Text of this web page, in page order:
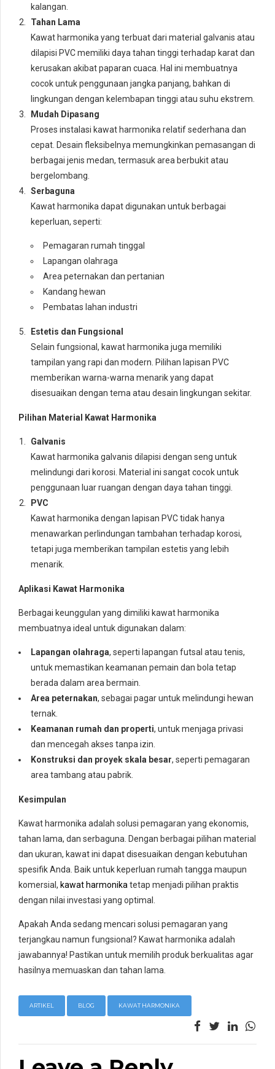
kalangan.
Tahan Lama
Kawat harmonika yang terbuat dari material galvanis atau
dilapisi PVC memiliki daya tahan tinggi terhadap karat dan
kerusakan akibat paparan cuaca. Hal ini membuatnya
cocok untuk penggunaan jangka panjang, bahkan di
lingkungan dengan kelembapan tinggi atau suhu ekstrem.
Mudah Dipasang
Proses instalasi kawat harmonika relatif sederhana dan
cepat. Desain fleksibelnya memungkinkan pemasangan di
berbagai jenis medan, termasuk area berbukit atau
bergelombang.
Serbaguna
Kawat harmonika dapat digunakan untuk berbagai
keperluan, seperti:
Pemagaran rumah tinggal
Lapangan olahraga
Area peternakan dan pertanian
Kandang hewan
Pembatas lahan industri
Estetis dan Fungsional
Selain fungsional, kawat harmonika juga memiliki
tampilan yang rapi dan modern. Pilihan lapisan PVC
memberikan warna-warna menarik yang dapat
disesuaikan dengan tema atau desain lingkungan sekitar.
Pilihan Material Kawat Harmonika
Galvanis
Kawat harmonika galvanis dilapisi dengan seng untuk
melindungi dari korosi. Material ini sangat cocok untuk
penggunaan luar ruangan dengan daya tahan tinggi.
PVC
Kawat harmonika dengan lapisan PVC tidak hanya
menawarkan perlindungan tambahan terhadap korosi,
tetapi juga memberikan tampilan estetis yang lebih
menarik.
Aplikasi Kawat Harmonika
Berbagai keunggulan yang dimiliki kawat harmonika
membuatnya ideal untuk digunakan dalam:
Lapangan olahraga, seperti lapangan futsal atau tenis,
untuk memastikan keamanan pemain dan bola tetap
berada dalam area bermain.
Area peternakan, sebagai pagar untuk melindungi hewan
ternak.
Keamanan rumah dan properti, untuk menjaga privasi
dan mencegah akses tanpa izin.
Konstruksi dan proyek skala besar, seperti pemagaran
area tambang atau pabrik.
Kesimpulan
Kawat harmonika adalah solusi pemagaran yang ekonomis,
tahan lama, dan serbaguna. Dengan berbagai pilihan material
dan ukuran, kawat ini dapat disesuaikan dengan kebutuhan
spesifik Anda. Baik untuk keperluan rumah tangga maupun
komersial, kawat harmonika tetap menjadi pilihan praktis
dengan nilai investasi yang optimal.
Apakah Anda sedang mencari solusi pemagaran yang
terjangkau namun fungsional? Kawat harmonika adalah
jawabannya! Pastikan untuk memilih produk berkualitas agar
hasilnya memuaskan dan tahan lama.
ARTIKEL BLOG KAWAT HARMONIKA